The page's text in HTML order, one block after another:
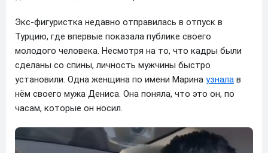
Экс-фигуристка недавно отправилась в отпуск в
Турцию, где впервые показала публике своего
молодого человека. Несмотря на то, что кадры были
сделаны со спины, личность мужчины быстро
установили. Одна женщина по имени Марина узнала в
нём своего мужа Дениса. Она поняла, что это он, по
часам, которые он носил.